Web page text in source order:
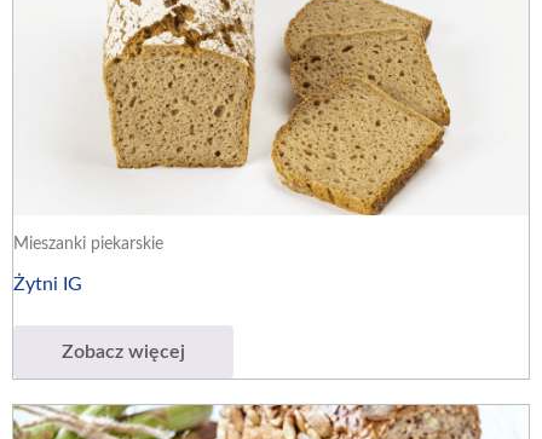
Mieszanki piekarskie
Żytni IG
Zobacz więcej